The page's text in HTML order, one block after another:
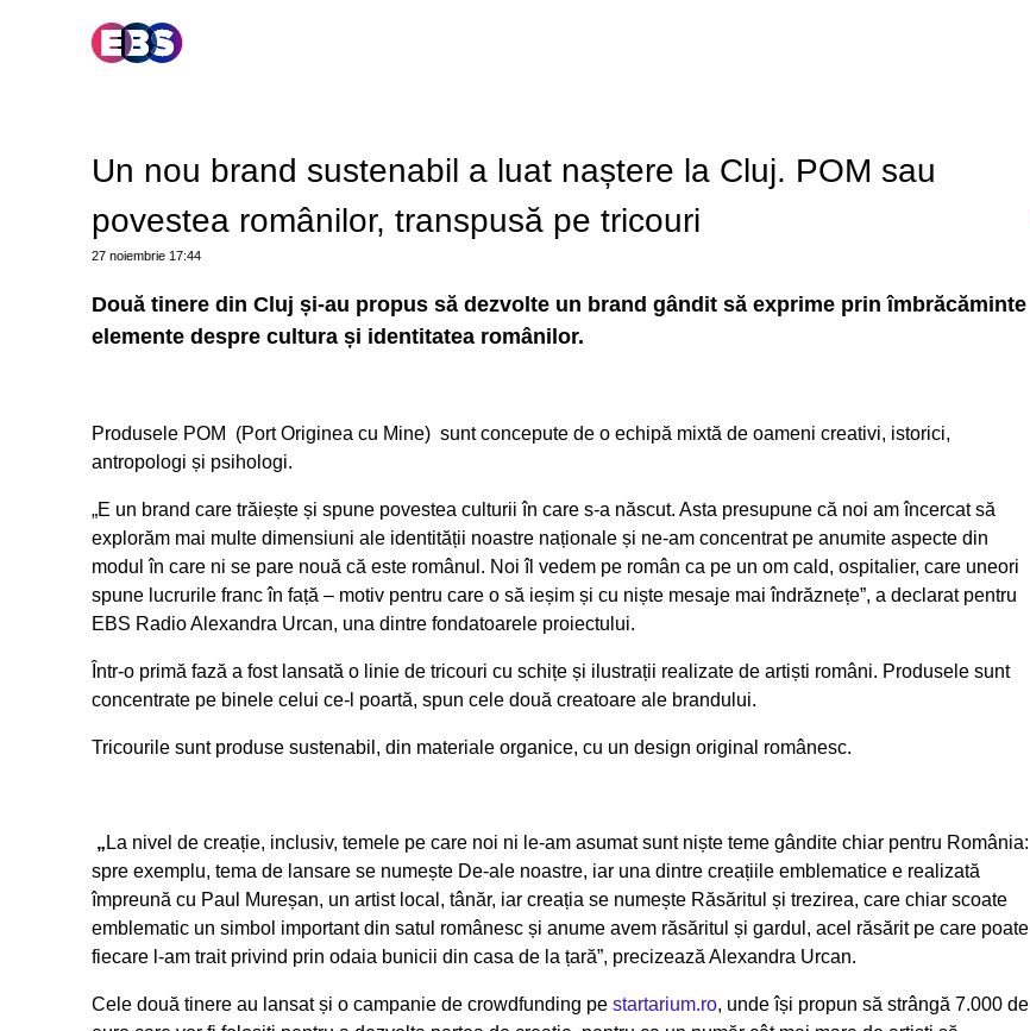
Un nou brand sustenabil a luat naștere la Cluj. POM sau
povestea românilor, transpusă pe tricouri
27 noiembrie 17:44
Două tinere din Cluj și-au propus să dezvolte un brand gândit să exprime prin îmbrăcăminte
elemente despre cultura și identitatea românilor.
Produsele POM (Port Originea cu Mine) sunt concepute de o echipă mixtă de oameni creativi, istorici,
antropologi și psihologi.
„E un brand care trăiește și spune povestea culturii în care s-a născut. Asta presupune că noi am încercat să
explorăm mai multe dimensiuni ale identității noastre naționale și ne-am concentrat pe anumite aspecte din
modul în care ni se pare nouă că este românul. Noi îl vedem pe român ca pe un om cald, ospitalier, care uneori
spune lucrurile franc în față – motiv pentru care o să ieșim și cu niște mesaje mai îndrăznețe”, a declarat pentru
EBS RadioAlexandra Urcan, una dintre fondatoarele proiectului.
Într-o primă fază a fost lansată o linie de tricouri cu schițe și ilustrații realizate de artiști români. Produsele sunt
concentrate pe binele celui ce-l poartă, spun cele două creatoare ale brandului.
Tricourile sunt produse sustenabil, din materiale organice, cu un design original românesc.
„ La nivel de creație, inclusiv, temele pe care noi ni le-am asumat sunt niște teme gândite chiar pentru România:
spre exemplu, tema de lansare se numește De-ale noastre, iar una dintre creațiile emblematice e realizată
împreună cu Paul Mureșan, un artist local, tânăr, iar creația se numește Răsăritul și trezirea, care chiar scoate
emblematic un simbol important din satul românesc și anume avem răsăritul și gardul, acel răsărit pe care poate
fiecare l-am trait privind prin odaia bunicii din casa de la țară”, precizează Alexandra Urcan.
Cele două tinere au lansat și o campanie de crowdfunding pe startarium.ro, unde își propun să strângă 7.000 de